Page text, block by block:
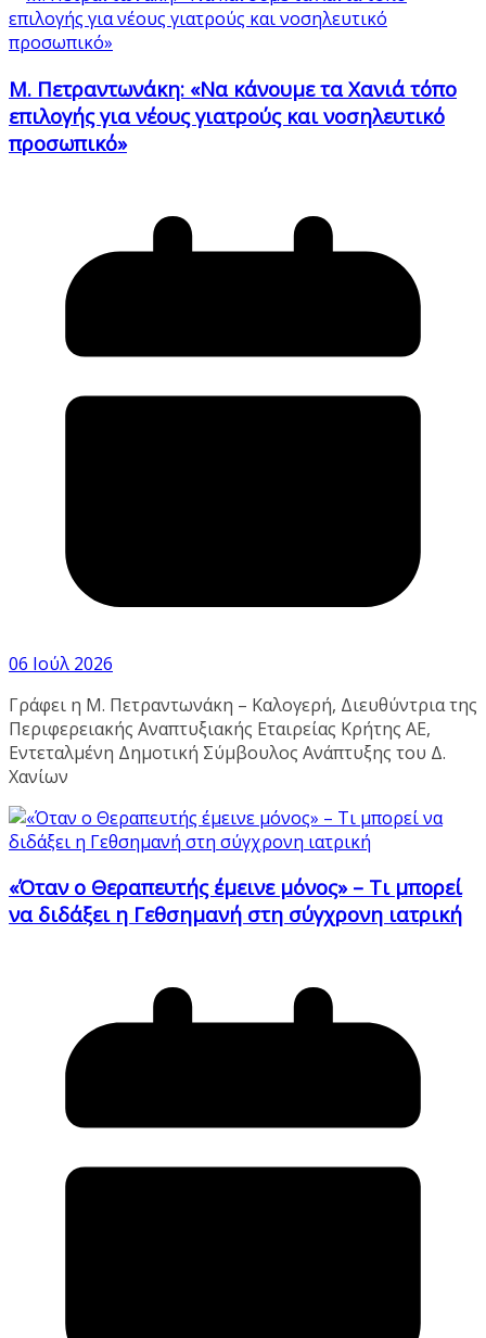
Μ. Πετραντωνάκη: «Να κάνουμε τα Χανιά τόπο
επιλογής για νέους γιατρούς και νοσηλευτικό
προσωπικό»
06 Ιούλ 2026
Γράφει η Μ. Πετραντωνάκη – Καλογερή, Διευθύντρια της
Περιφερειακής Αναπτυξιακής Εταιρείας Κρήτης ΑΕ,
Εντεταλμένη Δημοτική Σύμβουλος Ανάπτυξης του Δ.
Χανίων
«Όταν ο Θεραπευτής έμεινε μόνος» – Τι μπορεί
να διδάξει η Γεθσημανή στη σύγχρονη ιατρική